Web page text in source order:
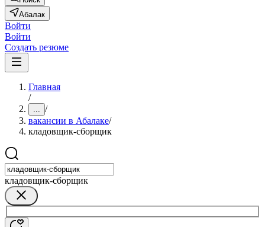
Абалак
Войти
Войти
Создать резюме
Главная
/
... /
вакансии в Абалаке/
кладовщик-сборщик
кладовщик-сборщик